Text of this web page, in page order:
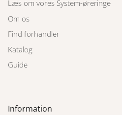
Læs om vores System-øreringe
Om os
Find forhandler
Katalog
Guide
Information